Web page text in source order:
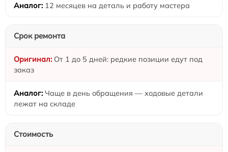
12 месяцев на деталь и работу мастера
Срок ремонта
От 1 до 5 дней: редкие позиции едут под
заказ
Чаще в день обращения — ходовые детали
лежат на складе
Стоимость